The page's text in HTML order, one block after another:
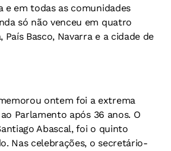
e em todas as comunidades
só não venceu em quatro
País Basco, Navarra e a cidade de
ontem foi a extrema
Parlamento após 36 anos. O
Abascal, foi o quinto
Nas celebrações, o secretário-